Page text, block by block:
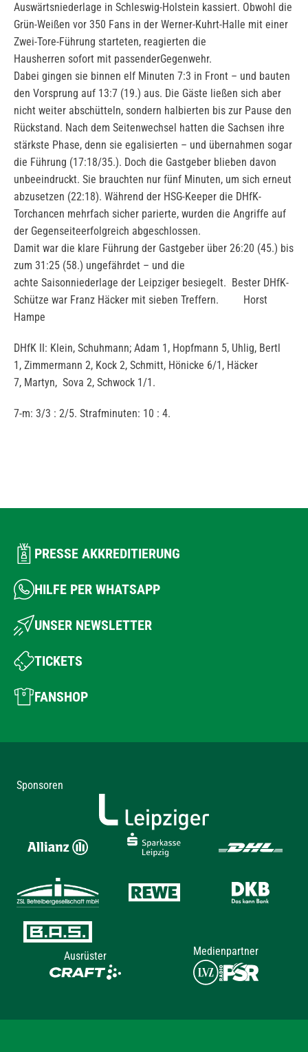
Auswärtsniederlage in Schleswig-Holstein kassiert. Obwohl die
Grün-Weißen vor 350 Fans in der Werner-Kuhrt-Halle mit einer
Zwei-Tore-Führung starteten, reagierten die
Hausherren sofort mit passenderGegenwehr.
Dabei gingen sie binnen elf Minuten 7:3 in Front – und bauten
den Vorsprung auf 13:7 (19.) aus. Die Gäste ließen sich aber
nicht weiter abschütteln, sondern halbierten bis zur Pause den
Rückstand. Nach dem Seitenwechsel hatten die Sachsen ihre
stärkste Phase, denn sie egalisierten – und übernahmen sogar
die Führung (17:18/35.). Doch die Gastgeber blieben davon
unbeeindruckt. Sie brauchten nur fünf Minuten, um sich erneut
abzusetzen (22:18). Während der HSG-Keeper die DHfK-
Torchancen mehrfach sicher parierte, wurden die Angriffe auf
der Gegenseiteerfolgreich abgeschlossen.
Damit war die klare Führung der Gastgeber über 26:20 (45.) bis
zum 31:25 (58.) ungefährdet – und die
achte Saisonniederlage der Leipziger besiegelt. Bester DHfK-
Schütze war Franz Häcker mit sieben Treffern. Horst
Hampe
DHfK II: Klein, Schuhmann; Adam 1, Hopfmann 5, Uhlig, Bertl
1, Zimmermann 2, Kock 2, Schmitt, Hönicke 6/1, Häcker
7, Martyn, Sova 2, Schwock 1/1.
7-m: 3/3 : 2/5. Strafminuten: 10 : 4.
PRESSE AKKREDITIERUNG
HILFE PER WHATSAPP
UNSER NEWSLETTER
TICKETS
FANSHOP
Sponsoren
Ausrüster Medienpartner